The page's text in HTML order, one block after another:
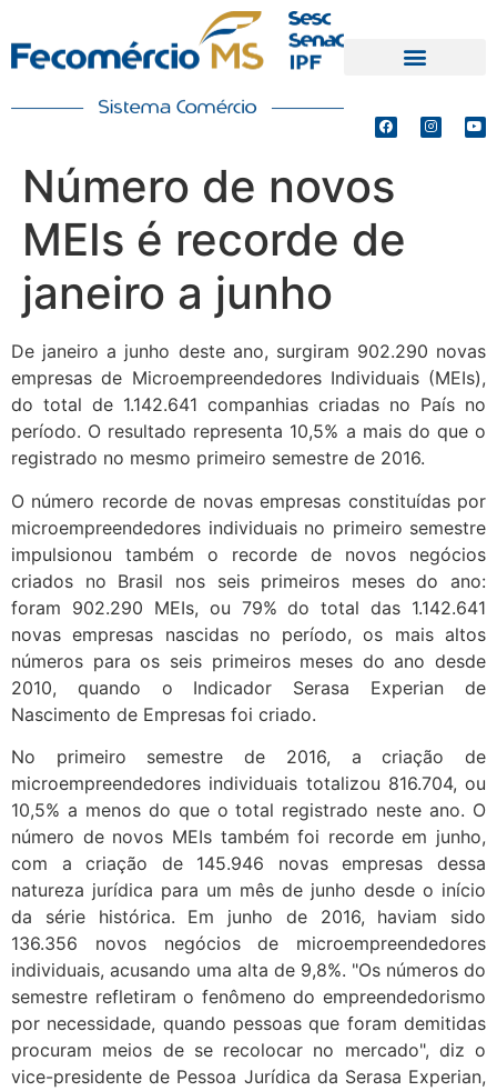
Número de novos
MEIs é recorde de
janeiro a junho
De janeiro a junho deste ano, surgiram 902.290 novas
empresas de Microempreendedores Individuais (MEIs),
do total de 1.142.641 companhias criadas no País no
período. O resultado representa 10,5% a mais do que o
registrado no mesmo primeiro semestre de 2016.
O número recorde de novas empresas constituídas por
microempreendedores individuais no primeiro semestre
impulsionou também o recorde de novos negócios
criados no Brasil nos seis primeiros meses do ano:
foram 902.290 MEIs, ou 79% do total das 1.142.641
novas empresas nascidas no período, os mais altos
números para os seis primeiros meses do ano desde
2010, quando o Indicador Serasa Experian de
Nascimento de Empresas foi criado.
No primeiro semestre de 2016, a criação de
microempreendedores individuais totalizou 816.704, ou
10,5% a menos do que o total registrado neste ano. O
número de novos MEIs também foi recorde em junho,
com a criação de 145.946 novas empresas dessa
natureza jurídica para um mês de junho desde o início
da série histórica. Em junho de 2016, haviam sido
136.356 novos negócios de microempreendedores
individuais, acusando uma alta de 9,8%. "Os números do
semestre refletiram o fenômeno do empreendedorismo
por necessidade, quando pessoas que foram demitidas
procuram meios de se recolocar no mercado", diz o
vice-presidente de Pessoa Jurídica da Serasa Experian,